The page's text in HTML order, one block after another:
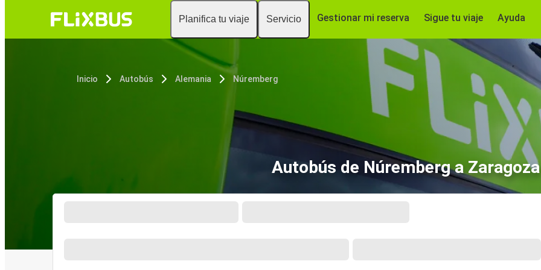
Planifica tu viaje Servicio Gestionar mi reserva Sigue tu viaje Ayuda
Inicio Autobús Alemania Núremberg
Autobús de Núremberg a Zaragoza